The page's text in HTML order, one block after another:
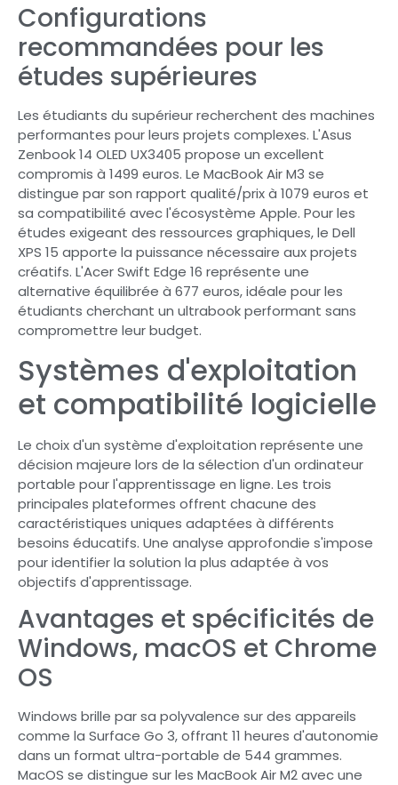
Configurations
recommandées pour les
études supérieures
Les étudiants du supérieur recherchent des machines
performantes pour leurs projets complexes. L'Asus
Zenbook 14 OLED UX3405 propose un excellent
compromis à 1499 euros. Le MacBook Air M3 se
distingue par son rapport qualité/prix à 1079 euros et
sa compatibilité avec l'écosystème Apple. Pour les
études exigeant des ressources graphiques, le Dell
XPS 15 apporte la puissance nécessaire aux projets
créatifs. L'Acer Swift Edge 16 représente une
alternative équilibrée à 677 euros, idéale pour les
étudiants cherchant un ultrabook performant sans
compromettre leur budget.
Systèmes d'exploitation
et compatibilité logicielle
Le choix d'un système d'exploitation représente une
décision majeure lors de la sélection d'un ordinateur
portable pour l'apprentissage en ligne. Les trois
principales plateformes offrent chacune des
caractéristiques uniques adaptées à différents
besoins éducatifs. Une analyse approfondie s'impose
pour identifier la solution la plus adaptée à vos
objectifs d'apprentissage.
Avantages et spécificités de
Windows, macOS et Chrome
OS
Windows brille par sa polyvalence sur des appareils
comme la Surface Go 3, offrant 11 heures d'autonomie
dans un format ultra-portable de 544 grammes.
MacOS se distingue sur les MacBook Air M2 avec une